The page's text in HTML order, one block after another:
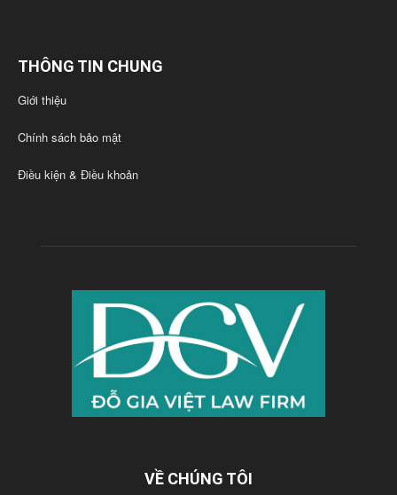
THÔNG TIN CHUNG
Giới thiệu
Chính sách bảo mật
Điều kiện & Điều khoản
VỀ CHÚNG TÔI